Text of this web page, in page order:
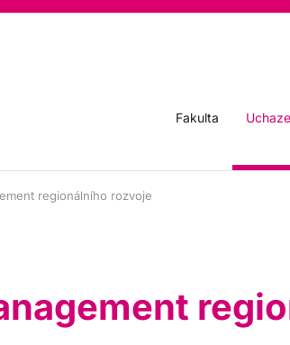
Fakulta
regionálního rozvoje